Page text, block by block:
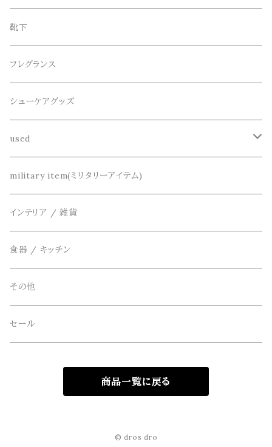
collonil(コロニル)
CountyComm(カウンティーコム)
dros dro(ドロスドロ)
DETAIL(ディティール)
THE FLAVOR DESIGN(ザ フレーバーデザイン)
FOB FACTORY(エフオービーファクトリー)
Four Seasons Garage(FSG)
freewaters(フリーウォータース)
GLOBE(グローブ)
hanakazari(ハナカザリ)
Hub&Spoke(ハブアンドスポーク)
シャツ
カーディガン
シューズ
サンダル
ベルト
腕時計
キーアクセサリー
財布、コインケース、マネークリップ
鞄
ブレスレット、バングル
ネックレス
靴下
フレグランス
シューケアグッズ
used
リメイク
アクセサリー
military item(ミリタリーアイテム)
インテリア / 雑貨
食器 / キッチン
その他
セール
商品一覧に戻る
© dros dro